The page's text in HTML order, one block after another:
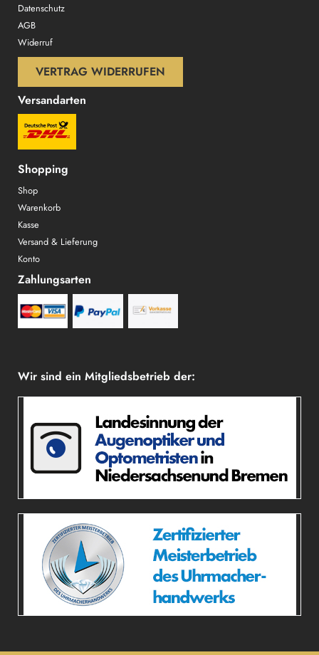
Datenschutz
AGB
Widerruf
VERTRAG WIDERRUFEN
Versandarten
Shopping
Shop
Warenkorb
Kasse
Versand & Lieferung
Konto
Zahlungsarten
Wir sind ein Mitgliedsbetrieb der: